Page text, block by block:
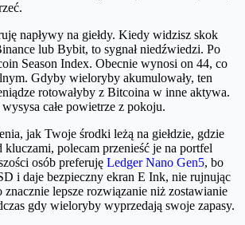
napływy na giełdy. Kiedy widzisz skok
lub Bybit, to sygnał niedźwiedzi. Po
Season Index. Obecnie wynosi on 44, co
Gdyby wieloryby akumulowały, ten
rotowałyby z Bitcoina w inne aktywa.
całe powietrze z pokoju.
jak Twoje środki leżą na giełdzie, gdzie
kluczami, polecam przenieść je na portfel
osób preferuję Ledger Nano Gen5, bo
i daje bezpieczny ekran E Ink, nie rujnując
lepsze rozwiązanie niż zostawianie
gdy wieloryby wyprzedają swoje zapasy.